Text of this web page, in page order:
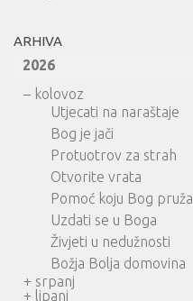
ARHIVA
2026
– kolovoz
Utjecati na naraštaje
Bog je jači
Protuotrov za strah
Otvorite vrata
Pomoć koju Bog pruža
Uzdati se u Boga
Živjeti u nedužnosti
Božja Bolja domovina
+ srpanj
+ lipanj